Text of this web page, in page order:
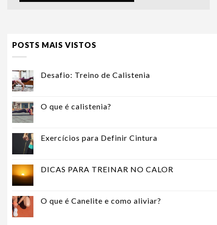
POSTS MAIS VISTOS
Desafio: Treino de Calistenia
O que é calistenia?
Exercícios para Definir Cintura
DICAS PARA TREINAR NO CALOR
O que é Canelite e como aliviar?